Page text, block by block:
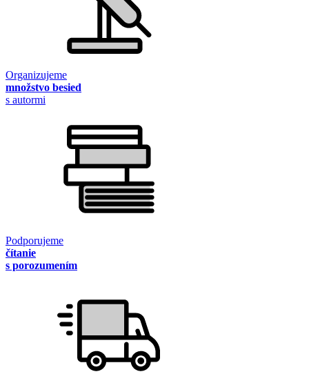
Organizujeme
množstvo besied
s autormi
Podporujeme
čítanie
s porozumením